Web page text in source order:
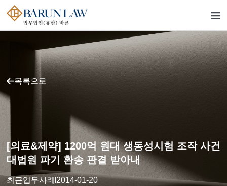
목록으로
[의료&제약] 1200억 원대 생동성시험 조작 사건
대법원 파기 환송 판결 받아내
최근업무사례 2014-01-20